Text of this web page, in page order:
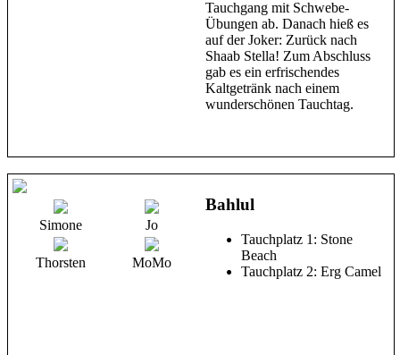
Tauchgang mit Schwebe-
Übungen ab. Danach hieß es
auf der Joker: Zurück nach
Shaab Stella! Zum Abschluss
gab es ein erfrischendes
Kaltgetränk nach einem
wunderschönen Tauchtag.
Simone Jo
Thorsten MoMo
Bahlul
Tauchplatz 1: Stone
Beach
Tauchplatz 2: Erg Camel